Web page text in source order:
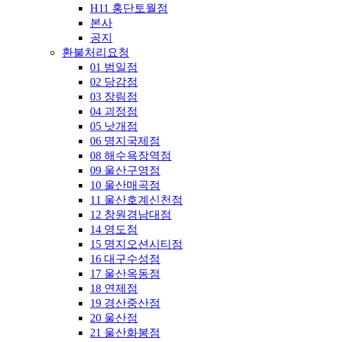
H11 홍단토월점
본사
공지
환불처리요청
01 범일점
02 당감점
03 장림점
04 괴정점
05 낫개점
06 명지국제점
08 해수욕장역점
09 울산구영점
10 울산매곡점
11 울산호계신천점
12 창원경남대점
14 영도점
15 명지오션시티점
16 대구수성점
17 울산옥동점
18 연제점
19 경산중산점
20 울산점
21 울산화봉점